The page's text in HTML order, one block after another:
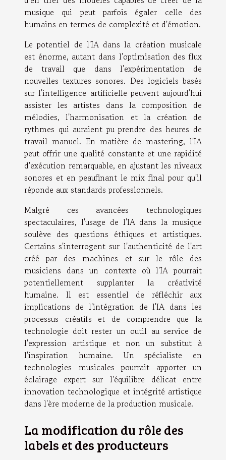
musique qui peut parfois égaler celle des
humains en termes de complexité et d'émotion.
Le potentiel de l'IA dans la création musicale
est énorme, autant dans l'optimisation des flux
de travail que dans l'expérimentation de
nouvelles textures sonores. Des logiciels basés
sur l'intelligence artificielle peuvent aujourd'hui
assister les artistes dans la composition de
mélodies, l'harmonisation et la création de
rythmes qui auraient pu prendre des heures de
travail manuel. En matière de mastering, l'IA
peut offrir une qualité constante et une rapidité
d'exécution remarquable, en ajustant les niveaux
sonores et en peaufinant le mix final pour qu'il
réponde aux standards professionnels.
Malgré ces avancées technologiques
spectaculaires, l'usage de l'IA dans la musique
soulève des questions éthiques et artistiques.
Certains s'interrogent sur l'authenticité de l'art
créé par des machines et sur le rôle des
musiciens dans un contexte où l'IA pourrait
potentiellement supplanter la créativité
humaine. Il est essentiel de réfléchir aux
implications de l'intégration de l'IA dans les
processus créatifs et de comprendre que la
technologie doit rester un outil au service de
l'expression artistique et non un substitut à
l'inspiration humaine. Un spécialiste en
technologies musicales pourrait apporter un
éclairage expert sur l'équilibre délicat entre
innovation technologique et intégrité artistique
dans l'ère moderne de la production musicale.
La modification du rôle des
labels et des producteurs